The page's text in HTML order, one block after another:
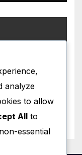
a París
LEFRANÇOIS
analyze
to allow
All to
essential